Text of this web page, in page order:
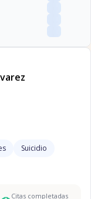
Suicidio
Citas completadas